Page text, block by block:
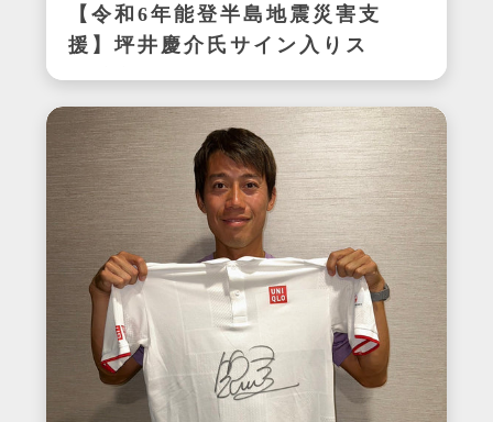
【令和6年能登半島地震災害支
援】坪井慶介氏サイン入りス
パイク